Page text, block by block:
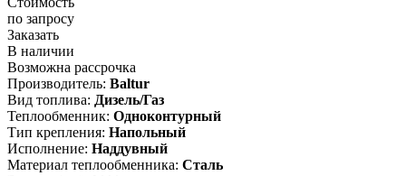
по запросу
Заказать
В наличии
Возможна рассрочка
Производитель: Baltur
Вид топлива: Дизель/Газ
Теплообменник: Одноконтурный
Тип крепления: Напольный
Исполнение: Наддувный
Материал теплообменника: Сталь